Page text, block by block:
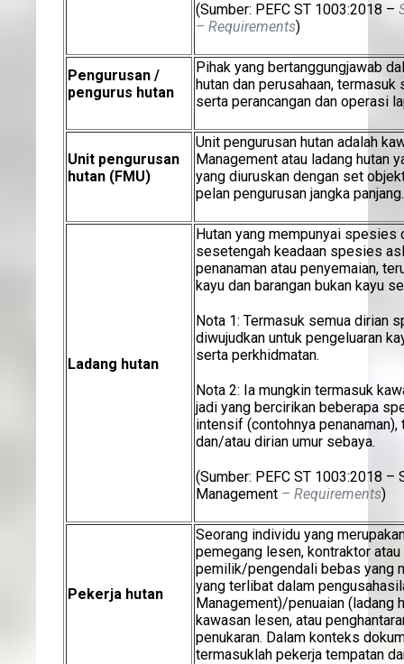
(Sumber: PEFC ST 1003:2018 –
– Requirements)
Pengurusan /
pengurus hutan
Pihak yang bertanggungjawab
hutan dan perusahaan,
serta perancangan dan operasi
Unit pengurusan
hutan (FMU)
Unit pengurusan hutan adalah
Management atau ladang hutan
yang diuruskan dengan set
pelan pengurusan jangka panjang.
Ladang hutan
Hutan yang mempunyai spesies
sesetengah keadaan spesies
penanaman atau penyemaian,
kayu dan barangan bukan kayu
Nota 1: Termasuk semua dirian
diwujudkan untuk pengeluaran
serta perkhidmatan.
Nota 2: Ia mungkin termasuk
jadi yang bercirikan beberapa
intensif (contohnya
dan/atau dirian umur sebaya.
(Sumber: PEFC ST 1003:2018 –
Management – Requirements)
Pekerja hutan
Seorang individu yang
pemegang lesen, kontraktor
pemilik/pengendali bebas yang
yang terlibat dalam
Management)/penuaian (ladang
kawasan lesen, atau
penukaran. Dalam konteks
termasuklah pekerja tempatan